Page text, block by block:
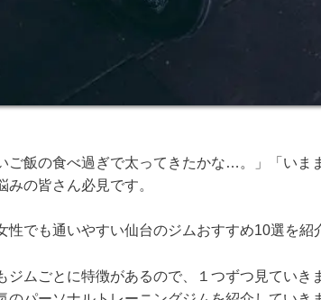
ご飯の食べ過ぎで太ってきたかな…。」「いま
みの皆さん必見です。
性でも通いやすい仙台のジムおすすめ10選を紹
ジムごとに特徴があるので、１つずつ見ていき